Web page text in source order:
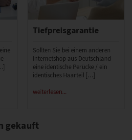
Tiefpreisgarantie
Sollten Sie bei einem anderen
Internetshop aus Deutschland
eine identische Perücke / ein
identisches Haarteil […]
weiterlesen...
gekauft